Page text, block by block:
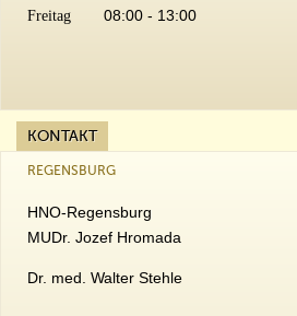
Freitag 08:00 - 13:00
KONTAKT
REGENSBURG
HNO-Regensburg
MUDr. Jozef Hromada
Dr. med. Walter Stehle